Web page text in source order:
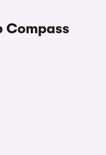
Compass